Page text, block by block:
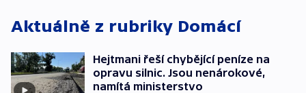
Aktuálně z rubriky Domácí
Hejtmani řeší chybějící peníze na
opravu silnic. Jsou nenárokové,
namítá ministerstvo